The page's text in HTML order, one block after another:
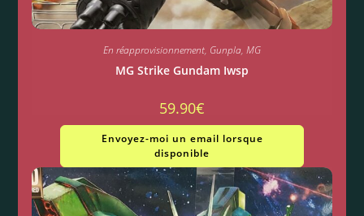
En réapprovisionnement, Gunpla, MG
MG Strike Gundam Iwsp
59.90€
Envoyez-moi un email lorsque
disponible